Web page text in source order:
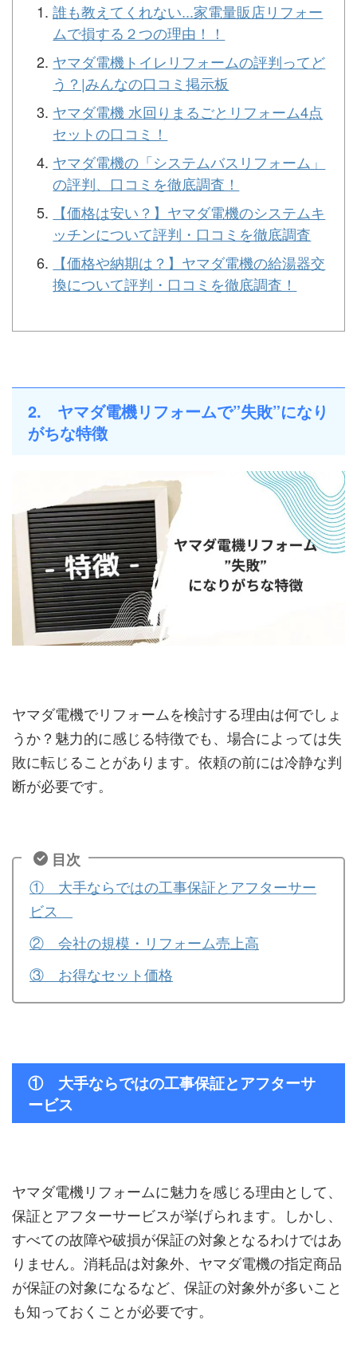
誰も教えてくれない...家電量販店リフォー
ムで損する２つの理由！！
ヤマダ電機トイレリフォームの評判ってど
う？|みんなの口コミ掲示板
ヤマダ電機 水回りまるごとリフォーム4点
セットの口コミ！
ヤマダ電機の「システムバスリフォーム」
の評判、口コミを徹底調査！
【価格は安い？】ヤマダ電機のシステムキ
ッチンについて評判・口コミを徹底調査
【価格や納期は？】ヤマダ電機の給湯器交
換について評判・口コミを徹底調査！
2. ヤマダ電機リフォームで”失敗”になり
がちな特徴
ヤマダ電機でリフォームを検討する理由は何でしょ
うか？魅力的に感じる特徴でも、場合によっては失
敗に転じることがあります。依頼の前には冷静な判
断が必要です。
目次
① 大手ならではの工事保証とアフターサー
ビス
② 会社の規模・リフォーム売上高
③ お得なセット価格
① 大手ならではの工事保証とアフターサ
ービス
ヤマダ電機リフォームに魅力を感じる理由として、
保証とアフターサービスが挙げられます。しかし、
すべての故障や破損が保証の対象となるわけではあ
りません。消耗品は対象外、ヤマダ電機の指定商品
が保証の対象になるなど、保証の対象外が多いこと
も知っておくことが必要です。